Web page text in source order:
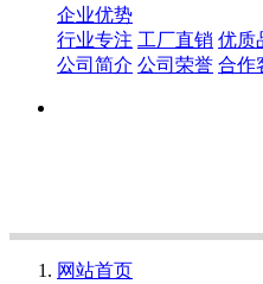
企业优势
行业专注 工厂直销 优质
公司简介 公司荣誉 合作
网站首页